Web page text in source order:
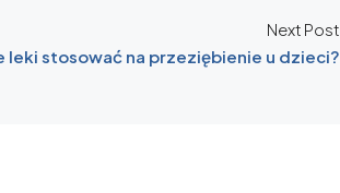
Next Post
leki stosować na przeziębienie u dzieci?